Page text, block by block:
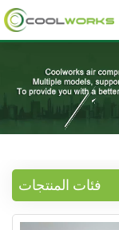
+8613525046291
فئات المنتجات